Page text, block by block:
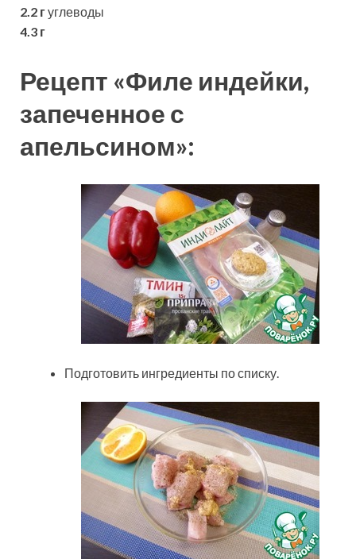
2.2 гуглеводы
4.3 г
Рецепт «Филе индейки,
запеченное с
апельсином»:
Подготовить ингредиенты по списку.